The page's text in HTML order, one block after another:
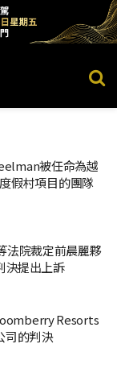
被任命為越
假村項目的團隊
院裁定前晨麗夥
決提出上訴
Resorts
司的判決